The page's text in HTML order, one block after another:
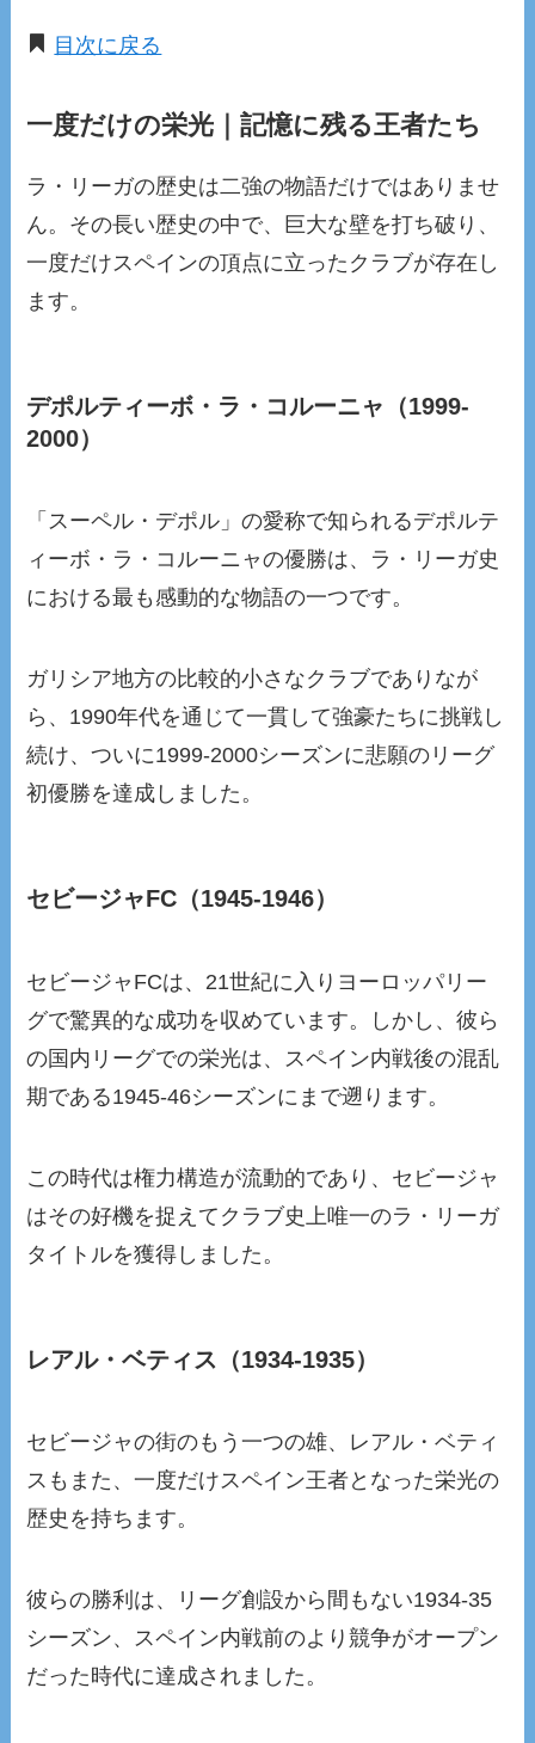
目次に戻る
一度だけの栄光｜記憶に残る王者たち
ラ・リーガの歴史は二強の物語だけではありませ
ん。その長い歴史の中で、巨大な壁を打ち破り、
一度だけスペインの頂点に立ったクラブが存在し
ます。
デポルティーボ・ラ・コルーニャ（1999-
2000）
「スーペル・デポル」の愛称で知られるデポルテ
ィーボ・ラ・コルーニャの優勝は、ラ・リーガ史
における最も感動的な物語の一つです。
ガリシア地方の比較的小さなクラブでありなが
ら、1990年代を通じて一貫して強豪たちに挑戦し
続け、ついに1999-2000シーズンに悲願のリーグ
初優勝を達成しました。
セビージャFC（1945-1946）
セビージャFCは、21世紀に入りヨーロッパリー
グで驚異的な成功を収めています。しかし、彼ら
の国内リーグでの栄光は、スペイン内戦後の混乱
期である1945-46シーズンにまで遡ります。
この時代は権力構造が流動的であり、セビージャ
はその好機を捉えてクラブ史上唯一のラ・リーガ
タイトルを獲得しました。
レアル・ベティス（1934-1935）
セビージャの街のもう一つの雄、レアル・ベティ
スもまた、一度だけスペイン王者となった栄光の
歴史を持ちます。
彼らの勝利は、リーグ創設から間もない1934-35
シーズン、スペイン内戦前のより競争がオープン
だった時代に達成されました。